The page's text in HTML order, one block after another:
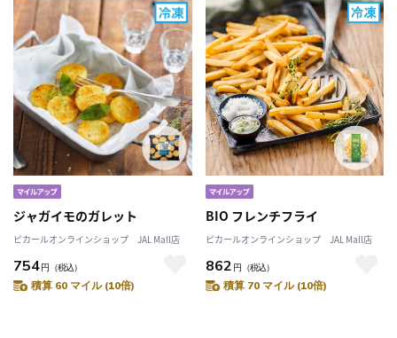
ジャガイモのガレット
ピカールオンラインショップ JAL Mall店
754円 （税込）
積算 60 マイル (10倍)
BIO フレンチフライ
ピカールオンラインショップ JAL Mall店
862 円 （税込）
積算 70 マイル (10倍)